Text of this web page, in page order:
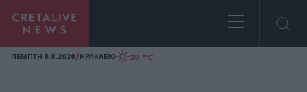
Homepage
ΠΕΜΠΤΗ 6.8.2026/ΗΡΑΚΛΕΙΟ 28 °C